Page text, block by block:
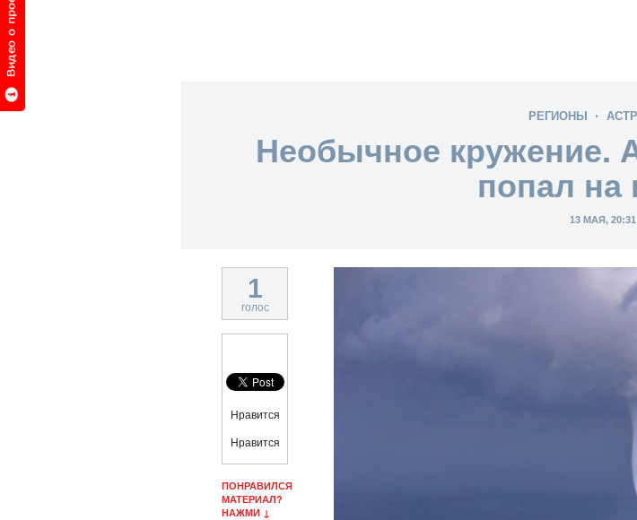
РЕГИОНЫ
Необычное кружение.
попал на
13 МАЯ, 20:31
1
голос
Нравится
Нравится
ПОНРАВИЛСЯ
МАТЕРИАЛ?
НАЖМИ ↓